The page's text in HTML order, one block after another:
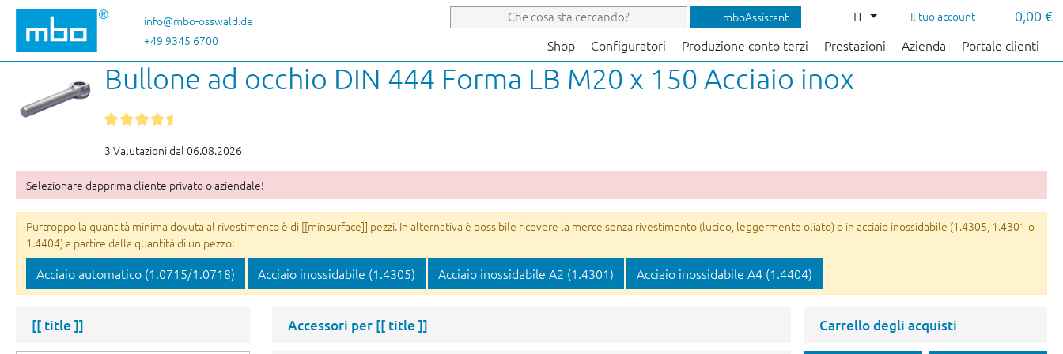
al contenuto principale
Salta alla ricerca
Passa alla navigazione principaleinfo@mbo-osswald.de
+49 9345 6700
mboAssistant IT Il tuo account 0,00 €
Shop Configuratori Produzione conto terzi Prestazioni Azienda Portale clienti
Bullone ad occhio DIN 444 Forma LB M20 x 150 Acciaio inox
3 Valutazioni dal 06.08.2026
Selezionare dapprima cliente privato o aziendale!
Purtroppo la quantità minima dovuta al rivestimento è di [[minsurface]] pezzi. In alternativa è possibile ricevere la merce senza rivestimento (lucido, leggermente oliato) o in acciaio inossidabile (1.4305, 1.4301 o
1.4404) a partire dalla quantità di un pezzo:
Acciaio automatico (1.0715/1.0718) Acciaio inossidabile (1.4305) Acciaio inossidabile A2 (1.4301) Acciaio inossidabile A4 (1.4404)
[[ title ]] Accessori per [[ title ]] Carrello degli acquisti